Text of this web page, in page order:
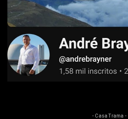
- Casa Trama -